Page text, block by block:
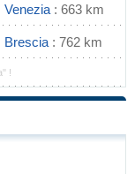
Venezia : 663 km
Brescia : 762 km
!